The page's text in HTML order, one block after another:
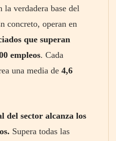
verdadera base del
concreto, operan en
que superan
empleos. Cada
una media de 4,6
del sector alcanza los
Supera todas las